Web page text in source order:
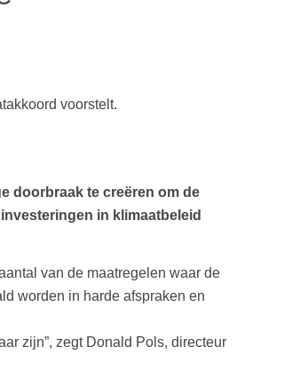
voorstelt.
doorbraak te creëren om de
in klimaatbeleid
van de maatregelen waar de
worden in harde afspraken en
zijn”, zegt Donald Pols, directeur